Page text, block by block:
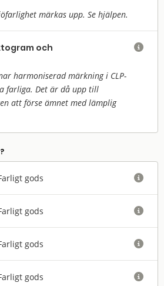
märkas upp. Se hjälpen.
och
harmoniserad märkning i CLP-
farliga. Det är då upp till
att förse ämnet med lämplig

gods 
gods 
gods 
gods 